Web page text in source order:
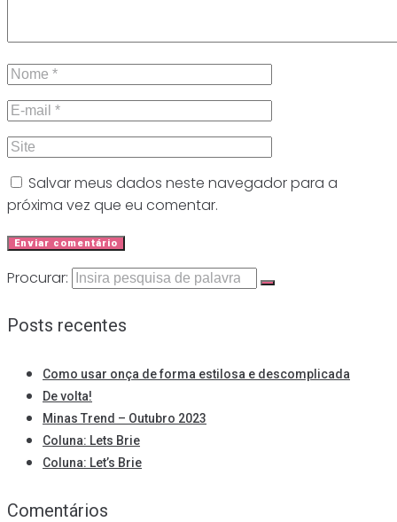
Salvar meus dados neste navegador para a
próxima vez que eu comentar.
Procurar:
Posts recentes
Como usar onça de forma estilosa e descomplicada
De volta!
Minas Trend – Outubro 2023
Coluna: Lets Brie
Coluna: Let’s Brie
Comentários